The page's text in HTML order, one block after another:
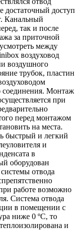
достаточный доступ
Канальный
так и после
за приточной
между
воздуховод
воздушного
трубок, пластин
соединения. Монтаж
при
перед монтажом
на места.
быстрый и легкий
и
в
оборудован
отвода
работе возможно
Система отвода
в помещении с
ниже 0 ºС, то
и